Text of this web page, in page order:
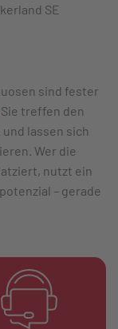
SE
sind fester
Sie treffen den
lassen sich
Wer die
nutzt ein
– gerade